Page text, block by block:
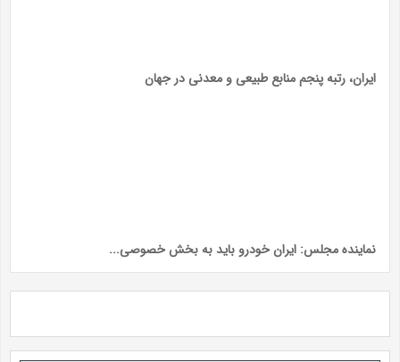
ایران، رتبه پنجم منابع طبیعی و معدنی در جهان
نماینده مجلس: ایران خودرو باید به بخش خصوصی...